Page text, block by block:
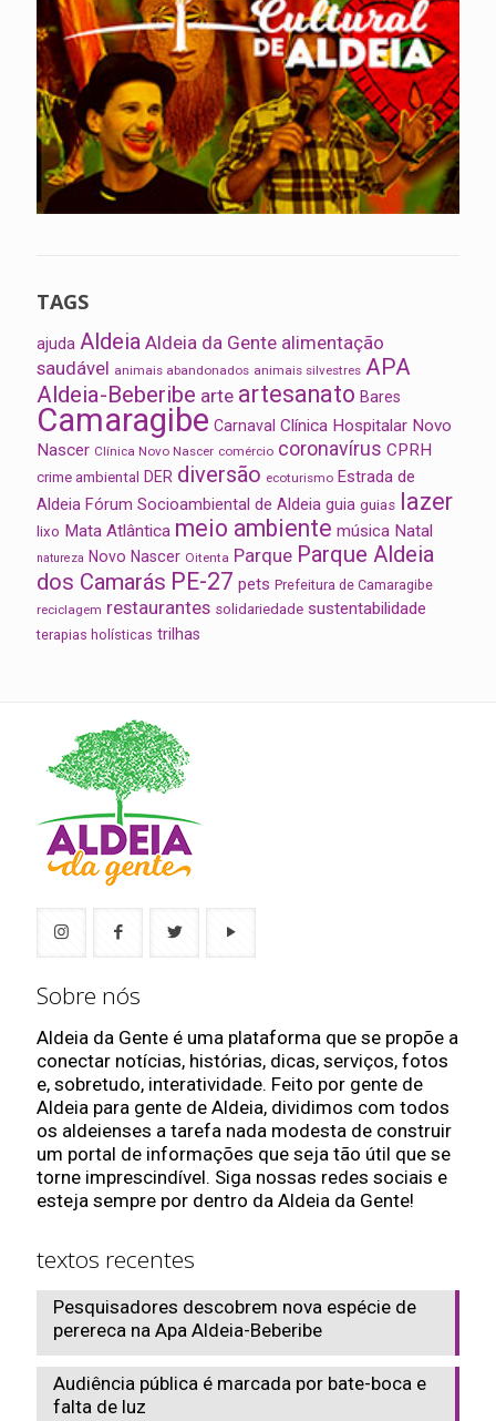
TAGS
ajuda Aldeia Aldeia da Gente alimentação
saudável animais abandonados animais silvestres APA
Aldeia-Beberibe arte artesanato Bares
Camaragibe Carnaval Clínica Hospitalar Novo
Nascer Clínica Novo Nascer comércio coronavírus CPRH
crime ambiental DER diversão ecoturismo Estrada de
Aldeia Fórum Socioambiental de Aldeia guia guias lazer
lixo Mata Atlântica meio ambiente música Natal
natureza Novo Nascer Oitenta Parque Parque Aldeia
dos Camarás PE-27 pets Prefeitura de Camaragibe
reciclagem restaurantes solidariedade sustentabilidade
terapias holísticas trilhas
Sobre nós
Aldeia da Gente é uma plataforma que se propõe a
conectar notícias, histórias, dicas, serviços, fotos
e, sobretudo, interatividade. Feito por gente de
Aldeia para gente de Aldeia, dividimos com todos
os aldeienses a tarefa nada modesta de construir
um portal de informações que seja tão útil que se
torne imprescindível. Siga nossas redes sociais e
esteja sempre por dentro da Aldeia da Gente!
textos recentes
Pesquisadores descobrem nova espécie de
perereca na Apa Aldeia-Beberibe
Audiência pública é marcada por bate-boca e
falta de luz